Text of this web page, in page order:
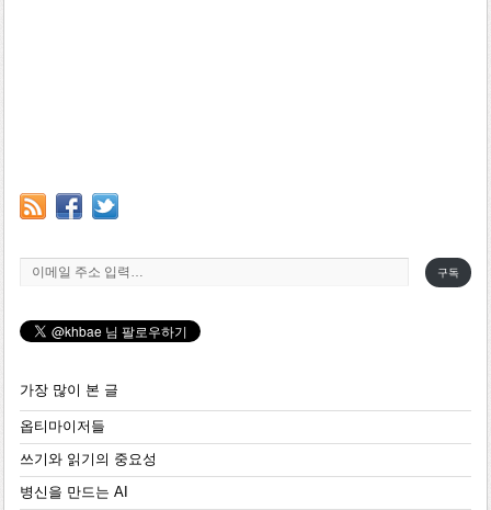
이메일 주소 입력…
구독
가장 많이 본 글
옵티마이저들
쓰기와 읽기의 중요성
병신을 만드는 AI